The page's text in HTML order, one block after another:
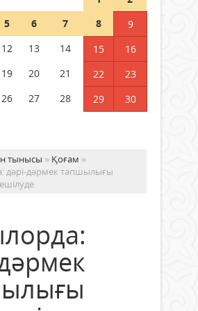
көрерменнің
қамтамасыз етті
ж.
5 6 7 8
9
12 13 14 15
16
19 20 21 22
23
26 27 28 29
30
тынысы » Қоғам »
дәрі-дәрмек тапшылығы